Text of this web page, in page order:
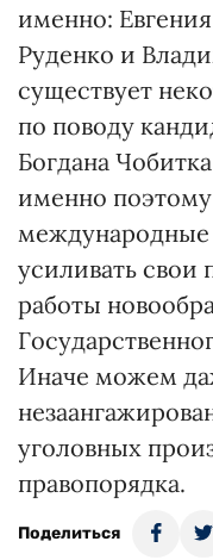
именно:
Руденко и
существует
по поводу
Богдана
именно
усиливать свои
работы
Иначе можем
уголовных
правопорядка.
Поделиться